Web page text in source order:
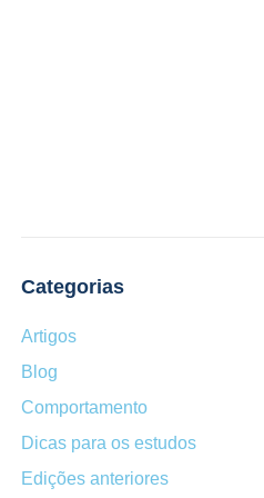
Categorias
Artigos
Blog
Comportamento
Dicas para os estudos
Edições anteriores